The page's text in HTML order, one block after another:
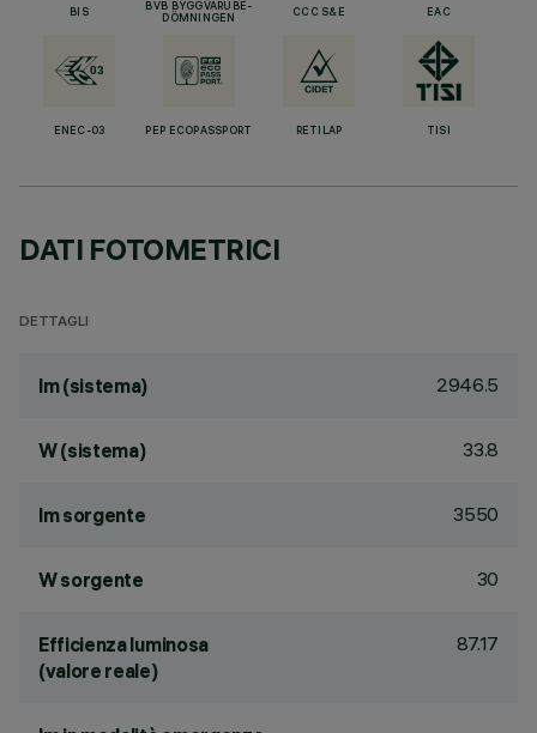
BIS
BVB BYGGVARUBE-
DÖMNINGEN
CCC S&E EAC
ENEC-03 PEP ECOPASSPORT RETILAP TISI
DATI FOTOMETRICI
DETTAGLI
lm (sistema) 2946.5
W (sistema) 33.8
lm sorgente 3550
W sorgente 30
Efficienza luminosa
(valore reale)
87.17